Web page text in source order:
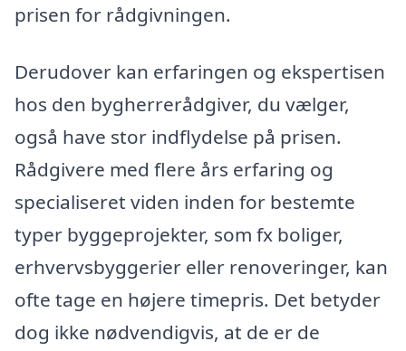
prisen for rådgivningen.
Derudover kan erfaringen og ekspertisen
hos den bygherrerådgiver, du vælger,
også have stor indflydelse på prisen.
Rådgivere med flere års erfaring og
specialiseret viden inden for bestemte
typer byggeprojekter, som fx boliger,
erhvervsbyggerier eller renoveringer, kan
ofte tage en højere timepris. Det betyder
dog ikke nødvendigvis, at de er de